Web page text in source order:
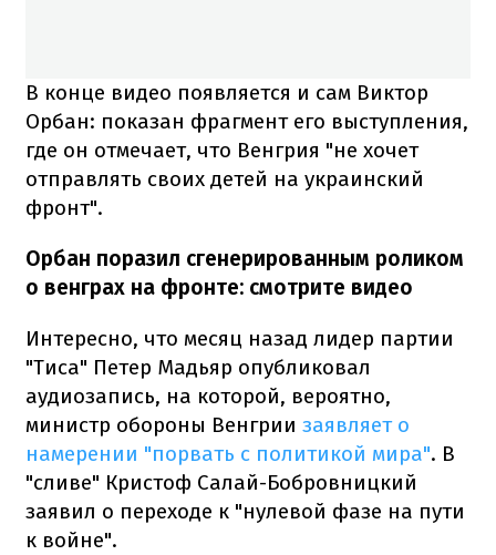
В конце видео появляется и сам Виктор
Орбан: показан фрагмент его выступления,
где он отмечает, что Венгрия "не хочет
отправлять своих детей на украинский
фронт".
Орбан поразил сгенерированным роликом
о венграх на фронте: смотрите видео
Интересно, что месяц назад лидер партии
"Тиса" Петер Мадьяр опубликовал
аудиозапись, на которой, вероятно,
министр обороны Венгрии заявляет о
намерении "порвать с политикой мира". В
"сливе" Кристоф Салай-Бобровницкий
заявил о переходе к "нулевой фазе на пути
к войне".